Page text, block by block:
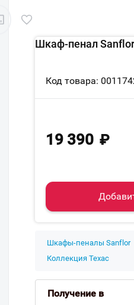
Шкаф-пенал Sanflor
Код товара:
19 390 ₽
Шкафы-пеналы Sanflor
Коллекция Техас
Получение в